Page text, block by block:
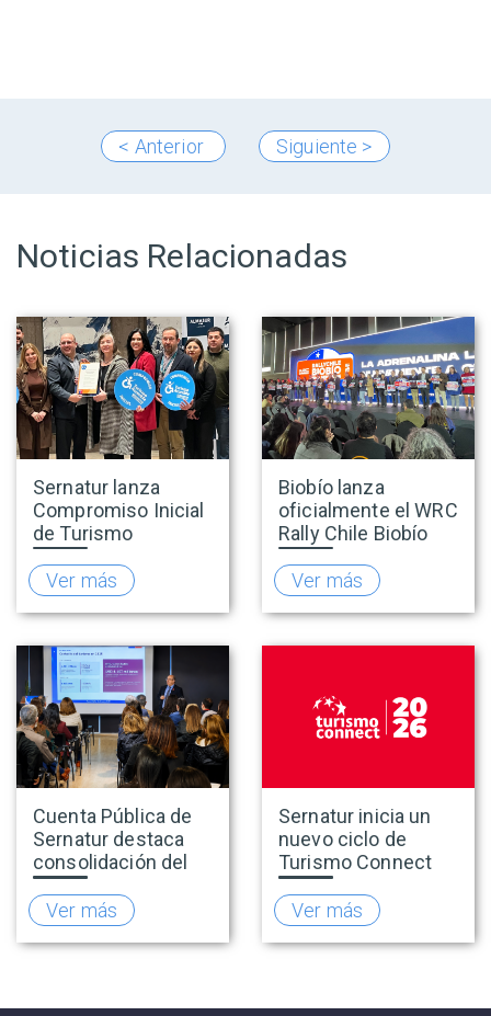
< Anterior Siguiente >
Noticias Relacionadas
Sernatur lanza
Compromiso Inicial
de Turismo
Accesible para
promover una
oferta turística más
inclusiva
Ver más
Biobío lanza
oficialmente el WRC
Rally Chile Biobío
2026 con 141
empresas
adheridas al Sello
Rally
Ver más
Cuenta Pública de
Sernatur destaca
consolidación del
turismo en 2025 y
presenta hoja de
ruta para fortalecer
la competitividad
Ver más
Sernatur inicia un
nuevo ciclo de
Turismo Connect
para fortalecer la
inteligencia de
mercado de la
industria turística
Ver más